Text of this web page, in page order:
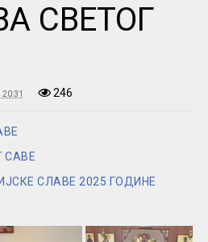
СВЕТОГ
20:31 246
САВЕ
СЛАВЕ 2025 ГОДИНЕ